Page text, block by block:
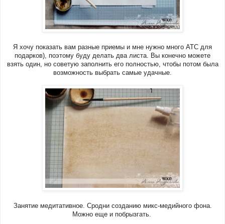
Я хочу показать вам разные приемы и мне нужно много АТС для
подарков), поэтому буду делать два листа. Вы конечно можете
взять один, но советую заполнить его полностью, чтобы потом была
возможность выбрать самые удачные.
Занятие медитативное. Сродни созданию микс-медийного фона.
Можно еще и побрызгать.